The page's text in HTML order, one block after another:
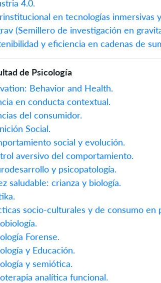
4.0.
en tecnologías inmersivas
(Semillero de investigación en
y eficiencia en cadenas de
de Psicología
Behavior and Health.
en conducta contextual.
del consumidor.
Social.
social y evolución.
aversivo del comportamiento.
y psicopatología.
saludable: crianza y biología.
socio-culturales y de consumo en
Forense.
y Educación.
y semiótica.
analítica funcional.